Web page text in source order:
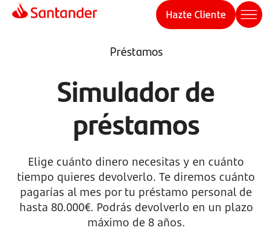
Hazte Cliente
Préstamos
Simulador de
préstamos
Elige cuánto dinero necesitas y en cuánto
tiempo quieres devolverlo. Te diremos cuánto
pagarías al mes por tu préstamo personal de
hasta 80.000€. Podrás devolverlo en un plazo
máximo de 8 años.